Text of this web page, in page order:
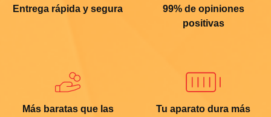
Entrega rápida y segura
99% de opiniones
positivas
Más baratas que las
Tu aparato dura más